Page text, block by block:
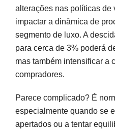
alterações nas políticas de
impactar a dinâmica de
segmento de luxo. A
para cerca de 3% poderá
mas também intensificar a
compradores.
Parece complicado? É
especialmente quando se
apertados ou a tentar